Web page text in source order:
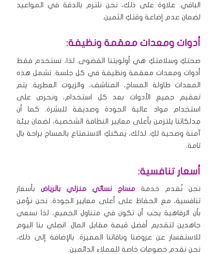
الباقي. علاوة على ذلك، نحن نلتزم بالدقة في المواعيد
لضمان عدم إضاعة وقتكِ الثمين.
أدوات ومعدات معقمة ونظيفة:
صحتكِ وسلامتكِ هي أولويتنا القصوى. لذا، نستخدم فقط
أدوات ومعدات معقمة ونظيفة في كل جلسة. تشمل هذه
المعدات طاولة المساج، المناشف، والزيوت العطرية. يتم
تعقيم جميع الأدوات بعد كل استخدام، ونحرص على
استخدام مواد عالية الجودة وصديقة للبشرة. كما أن
مدلكاتنا يلتزمن بأعلى معايير النظافة الشخصية، لضمان بيئة
آمنة وصحية لكِ. لذلك، يمكنكِ الاستمتاع بالمساج براحة بال
تامة.
أسعار تنافسية:
نحن نُقدم خدمة مساج نسائي منزلي بالرياض بأسعار
تنافسية، مع الحفاظ على أعلى معايير الجودة. نحن نؤمن
بأن الرفاهية يجب أن تكون في متناول الجميع، لذا نسعى
جاهدين لتقديم أفضل قيمة مقابل المال. اتصلي بنا اليوم
للاستفسار عن عروضنا وباقاتنا المميزة. بالإضافة إلى ذلك،
نحن نقدم خصومات خاصة للعملاء الدائمين.